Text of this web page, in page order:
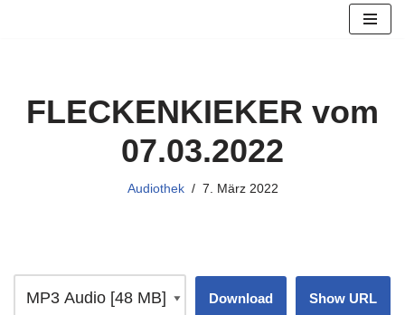
FLECKENKIEKER vom
07.03.2022
Audiothek 7. März 2022
Download Show URL